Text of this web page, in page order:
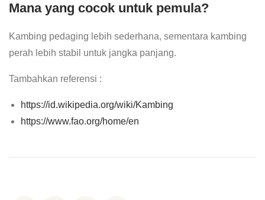
Mana yang cocok untuk pemula?
Kambing pedaging lebih sederhana, sementara kambing
perah lebih stabil untuk jangka panjang.
Tambahkan referensi :
https://id.wikipedia.org/wiki/Kambing
https://www.fao.org/home/en